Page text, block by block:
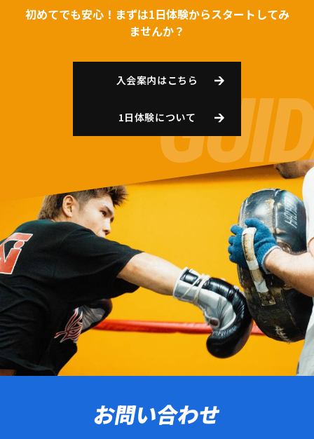
初めてでも安心！まずは1日体験からスタートしてみ
ませんか？
入会案内はこちら
1日体験について
お問い合わせ